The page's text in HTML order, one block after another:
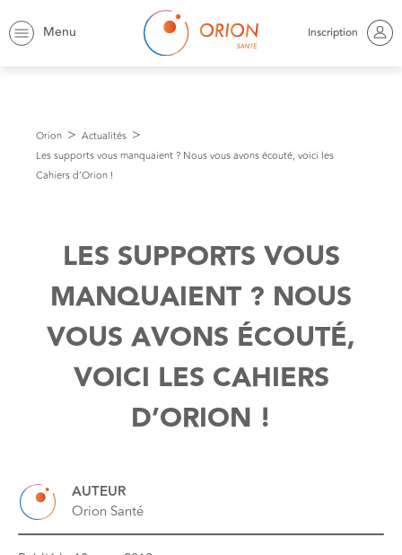
Menu Inscription
Orion
Actualités
Les supports vous manquaient ? Nous vous avons écouté, voici les
Cahiers d’Orion !
LES SUPPORTS VOUS
MANQUAIENT ? NOUS
VOUS AVONS ÉCOUTÉ,
VOICI LES CAHIERS
D’ORION !
AUTEUR
Orion Santé